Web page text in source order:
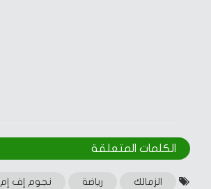
الكلمات المتعلقة‎
الزمالك رياضة نجوم إف إم